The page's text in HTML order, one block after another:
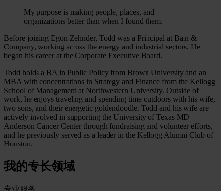
My purpose is making people, places, and
organizations better than when I found them.
Before joining Egon Zehnder, Todd was a Principal at Bain &
Company, working across the energy and industrial sectors. He
began his career at the Corporate Executive Board.
Todd holds a BA in Public Policy from Brown University and an
MBA with concentrations in Strategy and Finance from the Kellogg
School of Management at Northwestern University. Outside of
work, he enjoys traveling and spending time outdoors with his wife,
two sons, and their energetic goldendoodle. Todd and his wife are
actively involved in supporting the University of Texas MD
Anderson Cancer Center through fundraising and volunteer efforts,
and he previously served as a leader in the Kellogg Alumni Club of
Houston.
我的专长领域
专业服务